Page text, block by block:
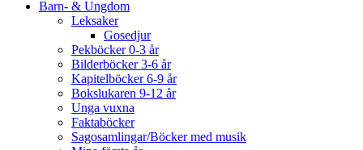
Barn- & Ungdom
Leksaker
Gosedjur
Pekböcker 0-3 år
Bilderböcker 3-6 år
Kapitelböcker 6-9 år
Bokslukaren 9-12 år
Unga vuxna
Faktaböcker
Sagosamlingar/Böcker med musik